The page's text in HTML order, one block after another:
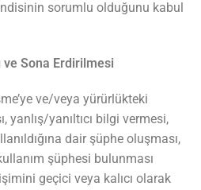
sorumlu olduğunu kabul
ve Sona Erdirilmesi
ve/veya yürürlükteki
yanlış/yanıltıcı bilgi vermesi,
dair şüphe oluşması,
şüphesi bulunması
geçici veya kalıcı olarak